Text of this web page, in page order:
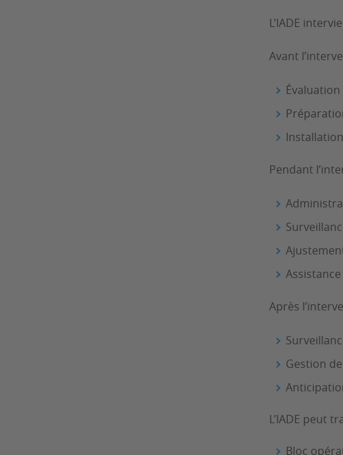
L’IADE
Avant
Pendant
Après
Gestion
L’IADE peut
Bloc